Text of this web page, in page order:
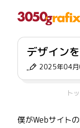
デザイン
2025年04
ト
僕がWebサイト